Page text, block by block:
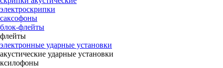
электроскрипки
саксофоны
блок-флейты
флейты
электронные ударные установки
акустические ударные установки
ксилофоны